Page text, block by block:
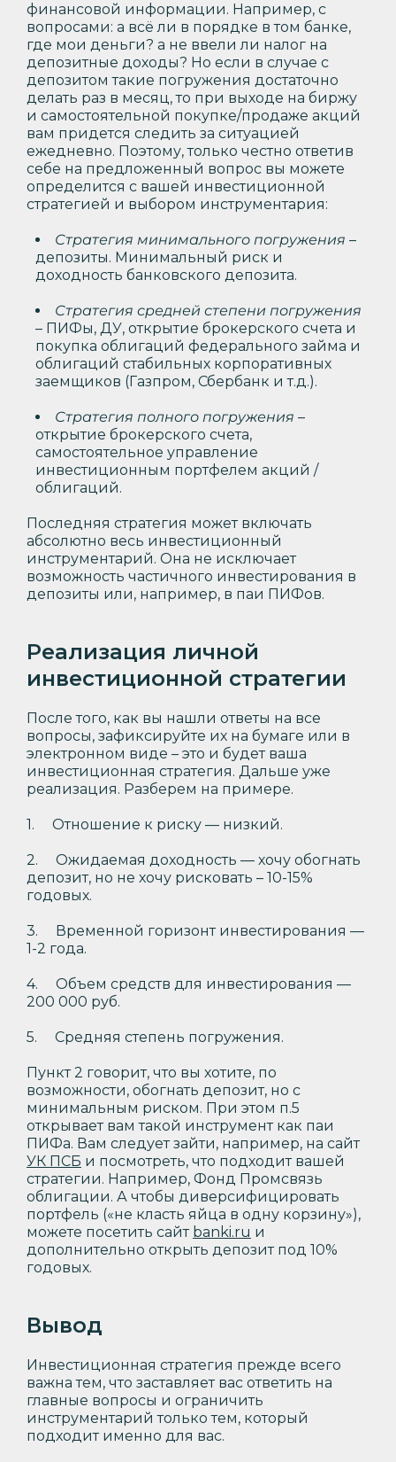
финансовой информации. Например, с
вопросами: а всё ли в порядке в том банке,
где мои деньги? а не ввели ли налог на
депозитные доходы? Но если в случае с
депозитом такие погружения достаточно
делать раз в месяц, то при выходе на биржу
и самостоятельной покупке/продаже акций
вам придется следить за ситуацией
ежедневно. Поэтому, только честно ответив
себе на предложенный вопрос вы можете
определится с вашей инвестиционной
стратегией и выбором инструментария:
Стратегия минимального погружения –
депозиты. Минимальный риск и
доходность банковского депозита.
Стратегия средней степени погружения
– ПИФы, ДУ, открытие брокерского счета и
покупка облигаций федерального займа и
облигаций стабильных корпоративных
заемщиков (Газпром, Сбербанк и т.д.).
Стратегия полного погружения –
открытие брокерского счета,
самостоятельное управление
инвестиционным портфелем акций /
облигаций.
Последняя стратегия может включать
абсолютно весь инвестиционный
инструментарий. Она не исключает
возможность частичного инвестирования в
депозиты или, например, в паи ПИФов.
Реализация личной
инвестиционной стратегии
После того, как вы нашли ответы на все
вопросы, зафиксируйте их на бумаге или в
электронном виде – это и будет ваша
инвестиционная стратегия. Дальше уже
реализация. Разберем на примере.
1. Отношение к риску — низкий.
2. Ожидаемая доходность — хочу обогнать
депозит, но не хочу рисковать – 10-15%
годовых.
3. Временной горизонт инвестирования —
1-2 года.
4. Объем средств для инвестирования —
200 000 руб.
5. Средняя степень погружения.
Пункт 2 говорит, что вы хотите, по
возможности, обогнать депозит, но с
минимальным риском. При этом п.5
открывает вам такой инструмент как паи
ПИФа. Вам следует зайти, например, на сайт
УК ПСБ и посмотреть, что подходит вашей
стратегии. Например, Фонд Промсвязь
облигации. А чтобы диверсифицировать
портфель («не класть яйца в одну корзину»),
можете посетить сайт banki.ru и
дополнительно открыть депозит под 10%
годовых.
Вывод
Инвестиционная стратегия прежде всего
важна тем, что заставляет вас ответить на
главные вопросы и ограничить
инструментарий только тем, который
подходит именно для вас.